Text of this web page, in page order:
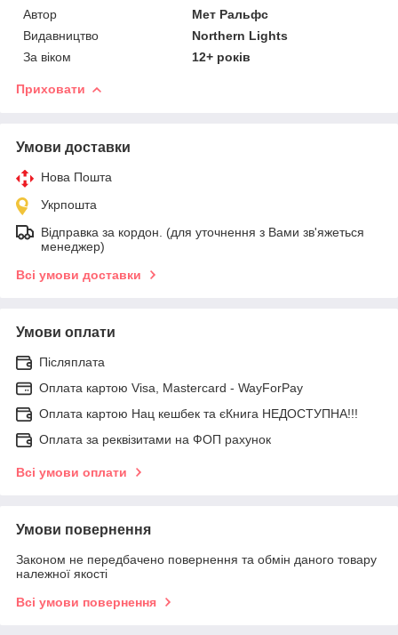
Автор
Мет Ральфс
Видавництво
Northern Lights
За віком
12+ років
Приховати
Умови доставки
Нова Пошта
Укрпошта
Відправка за кордон. (для уточнення з Вами зв'яжеться
менеджер)
Всі умови доставки
Умови оплати
Післяплата
Оплата картою Visa, Mastercard - WayForPay
Оплата картою Нац кешбек та єКнига НЕДОСТУПНА!!!
Оплата за реквізитами на ФОП рахунок
Всі умови оплати
Умови повернення
Законом не передбачено повернення та обмін даного товару
належної якості
Всі умови повернення